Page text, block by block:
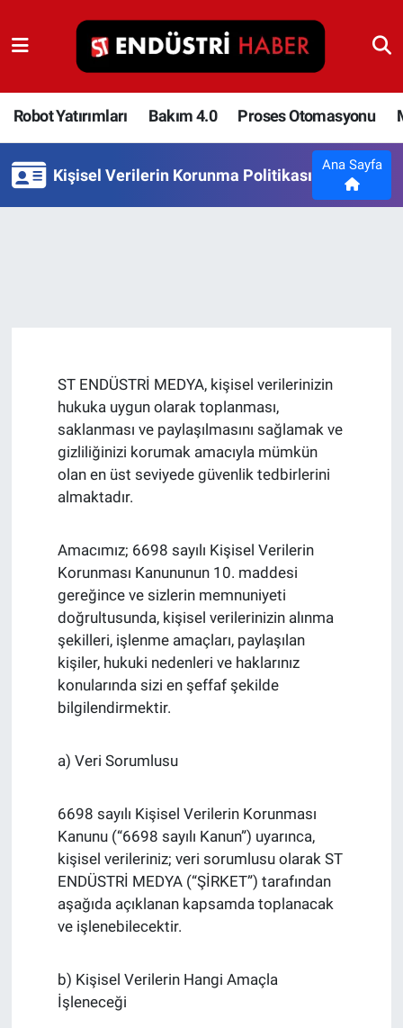
Robot Yatırımları Bakım 4.0 Proses Otomasyonu
Kişisel Verilerin Korunma Politikası
Ana Sayfa
ST ENDÜSTRİ MEDYA, kişisel verilerinizin
hukuka uygun olarak toplanması,
saklanması ve paylaşılmasını sağlamak ve
gizliliğinizi korumak amacıyla mümkün
olan en üst seviyede güvenlik tedbirlerini
almaktadır.
Amacımız; 6698 sayılı Kişisel Verilerin
Korunması Kanununun 10. maddesi
gereğince ve sizlerin memnuniyeti
doğrultusunda, kişisel verilerinizin alınma
şekilleri, işlenme amaçları, paylaşılan
kişiler, hukuki nedenleri ve haklarınız
konularında sizi en şeffaf şekilde
bilgilendirmektir.
a) Veri Sorumlusu
6698 sayılı Kişisel Verilerin Korunması
Kanunu (“6698 sayılı Kanun”) uyarınca,
kişisel verileriniz; veri sorumlusu olarak ST
ENDÜSTRİ MEDYA (“ŞİRKET”) tarafından
aşağıda açıklanan kapsamda toplanacak
ve işlenebilecektir.
b) Kişisel Verilerin Hangi Amaçla
İşleneceği
Robot Yatırımları
Bakım 4.0
Makina
HaberOrtak
EndüstriST
Enerjisini Üreten Fabrikalar
Ağır Sanayi Çözümleri